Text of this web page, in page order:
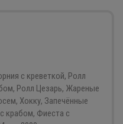
с креветкой, Ролл
Ролл Цезарь, Жареные
Хокку, Запечённые
крабом, Фиеста с